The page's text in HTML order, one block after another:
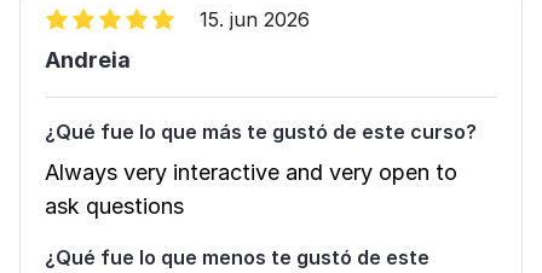
15. jun 2026
Andreia
¿Qué fue lo que más te gustó de este curso?
Always very interactive and very open to
ask questions
¿Qué fue lo que menos te gustó de este